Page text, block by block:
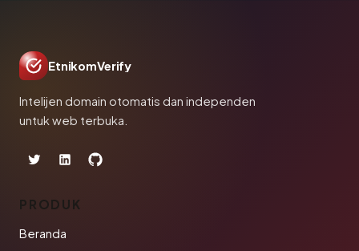
EtnikomVerify
Intelijen domain otomatis dan independen
untuk web terbuka.
PRODUK
Beranda